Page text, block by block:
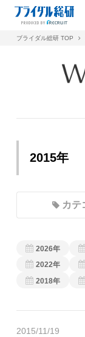
ブライダル総研 TOP
2015年
カテ
2026年
2022年
2018年
2015/11/19